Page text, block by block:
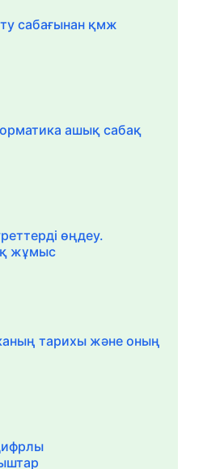
сабағынан қмж
ашық сабақ
өңдеу.
жұмыс
тарихы және оның